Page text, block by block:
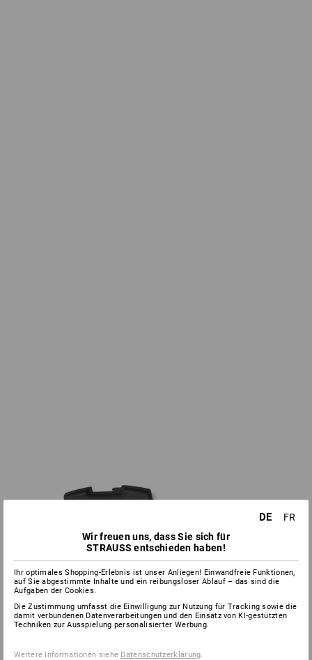
DE
FR
Wir freuen uns, dass Sie sich für
STRAUSS entschieden haben!
Ihr optimales Shopping-Erlebnis ist unser Anliegen! Einwandfreie Funktionen,
auf Sie abgestimmte Inhalte und ein reibungsloser Ablauf – das sind die
Aufgaben der Cookies.
Die Zustimmung umfasst die Einwilligung zur Nutzung für Tracking sowie die
damit verbundenen Datenverarbeitungen und den Einsatz von KI-gestützten
Techniken zur Ausspielung personalisierter Werbung.
Weitere Informationen siehe Datenschutzerklärung